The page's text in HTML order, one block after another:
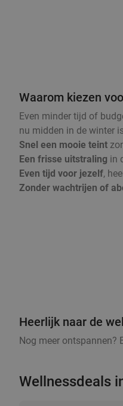
Waarom kiezen
Even minder tijd of
nu midden in de winter
Snel een mooie teint
Een frisse uitstraling in
Even tijd voor jezelf,
Zonder wachtrijen of
Heerlijk naar de
Nog meer ontspannen?
Wellnessdeals